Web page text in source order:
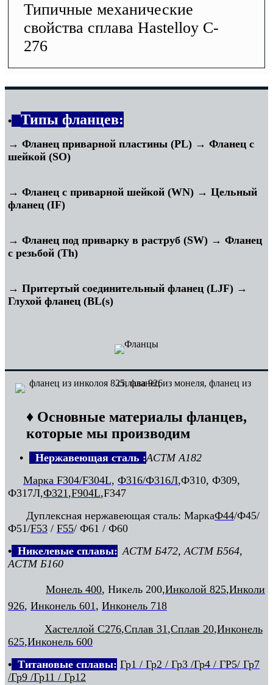
Типичные механические
свойства сплава Hastelloy C-
276
• Типы фланцев:
→ Фланец приварной пластины (PL) → Фланец с
шейкой (SO)
→ Фланец с приварной шейкой (WN) → Цельный
фланец (IF)
→ Фланец под приварку в раструб (SW) → Фланец
с резьбой (Th)
→ Притертый соединительный фланец (LJF) →
Глухой фланец (BL(s)
♦ Основные материалы фланцев,
которые мы производим
• Нержавеющая сталь :АСТМ А182
Марка F304/F304L, Ф316/Ф316Л,Ф310, Ф309,
Ф317Л,Ф321,F904L,F347
Дуплексная нержавеющая сталь: МаркаФ44/Ф45/
Ф51/F53 / F55/ Ф61 / Ф60
• Никелевые сплавы: АСТМ Б472, АСТМ Б564,
АСТМ Б160
Монель 400, Никель 200,Инколой 825,Инколи
926, Инконель 601, Инконель 718
Хастеллой C276,Сплав 31,Сплав 20,Инконель
625,Инконель 600
• Титановые сплавы: Гр1 / Гр2 / Гр3 /Гр4 / ГР5/ Гр7
/Гр9 /Гр11 / Гр12